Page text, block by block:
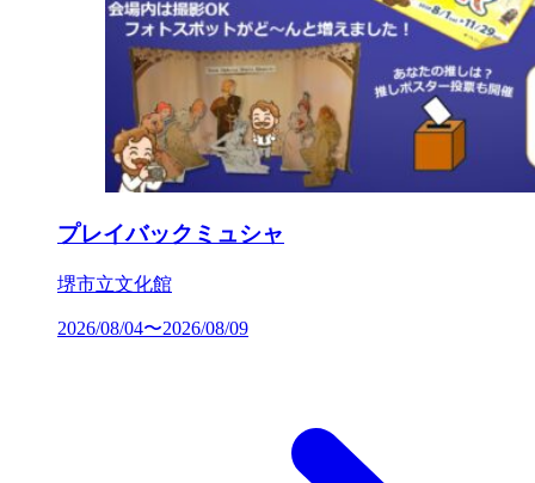
プレイバックミュシャ
堺市立文化館
2026/08/04〜2026/08/09